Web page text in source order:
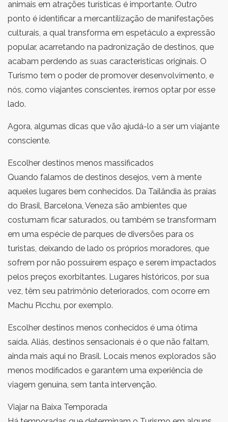
animais em atrações turísticas é importante. Outro
ponto é identificar a mercantilização de manifestações
culturais, a qual transforma em espetáculo a expressão
popular, acarretando na padronização de destinos, que
acabam perdendo as suas características originais. O
Turismo tem o poder de promover desenvolvimento, e
nós, como viajantes conscientes, iremos optar por esse
lado.
Agora, algumas dicas que vão ajudá-lo a ser um viajante
consciente.
Escolher destinos menos massificados
Quando falamos de destinos desejos, vem à mente
aqueles lugares bem conhecidos. Da Tailândia às praias
do Brasil, Barcelona, Veneza são ambientes que
costumam ficar saturados, ou também se transformam
em uma espécie de parques de diversões para os
turistas, deixando de lado os próprios moradores, que
sofrem por não possuírem espaço e serem impactados
pelos preços exorbitantes. Lugares históricos, por sua
vez, têm seu patrimônio deteriorados, com ocorre em
Machu Picchu, por exemplo.
Escolher destinos menos conhecidos é uma ótima
saída. Aliás, destinos sensacionais é o que não faltam,
ainda mais aqui no Brasil. Locais menos explorados são
menos modificados e garantem uma experiência de
viagem genuína, sem tanta intervenção.
Viajar na Baixa Temporada